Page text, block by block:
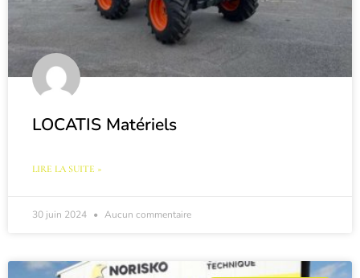
LOCATIS Matériels
LIRE LA SUITE »
30 juin 2024 Aucun commentaire